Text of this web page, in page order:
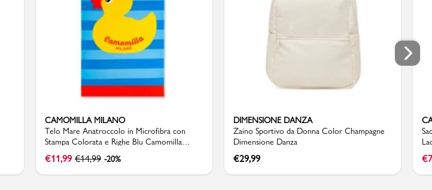
CAMOMILLA MILANO
Telo Mare Anatroccolo in Microfibra con
Stampa Colorata e Righe Blu Camomilla
Milano
€11,99 €14,99 -20%
DIMENSIONE DANZA
Zaino Sportivo da Donna Color Champagne
Dimensione Danza
€29,99 €